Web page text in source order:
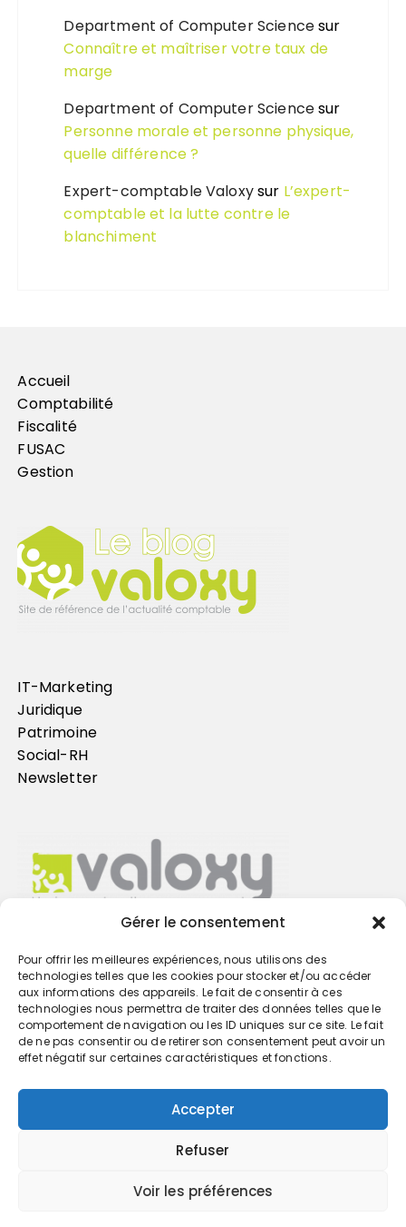
Gérer le consentement
Pour offrir les meilleures expériences, nous utilisons des
technologies telles que les cookies pour stocker et/ou accéder
aux informations des appareils. Le fait de consentir à ces
technologies nous permettra de traiter des données telles que le
comportement de navigation ou les ID uniques sur ce site. Le fait
de ne pas consentir ou de retirer son consentement peut avoir un
effet négatif sur certaines caractéristiques et fonctions.
Accepter
Refuser
Voir les préférences
Department of Computer Sciencesur
Connaître et maîtriser votre taux de
marge
Department of Computer Sciencesur
Personne morale et personne physique,
quelle différence ?
Expert-comptable Valoxysur L’expert-
comptable et la lutte contre le
blanchiment
Accueil
Comptabilité
Fiscalité
FUSAC
Gestion
IT-Marketing
Juridique
Patrimoine
Social-RH
Newsletter
Trouvez votre cabinet
GO